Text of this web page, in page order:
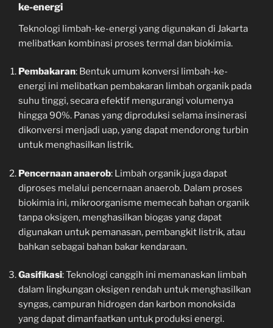
ke-energi
Teknologi limbah-ke-energi yang digunakan di Jakarta
melibatkan kombinasi proses termal dan biokimia.
Pembakaran: Bentuk umum konversi limbah-ke-
energi ini melibatkan pembakaran limbah organik pada
suhu tinggi, secara efektif mengurangi volumenya
hingga 90%. Panas yang diproduksi selama insinerasi
dikonversi menjadi uap, yang dapat mendorong turbin
untuk menghasilkan listrik.
Pencernaan anaerob: Limbah organik juga dapat
diproses melalui pencernaan anaerob. Dalam proses
biokimia ini, mikroorganisme memecah bahan organik
tanpa oksigen, menghasilkan biogas yang dapat
digunakan untuk pemanasan, pembangkit listrik, atau
bahkan sebagai bahan bakar kendaraan.
Gasifikasi: Teknologi canggih ini memanaskan limbah
dalam lingkungan oksigen rendah untuk menghasilkan
syngas, campuran hidrogen dan karbon monoksida
yang dapat dimanfaatkan untuk produksi energi.